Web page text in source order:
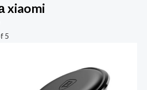
xiaomi
5